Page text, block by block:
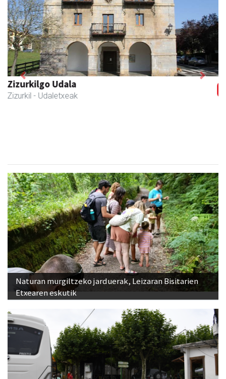
Previous Next
Naturan murgiltzeko jarduerak, Leizaran Bisitarien
Etxearen eskutik